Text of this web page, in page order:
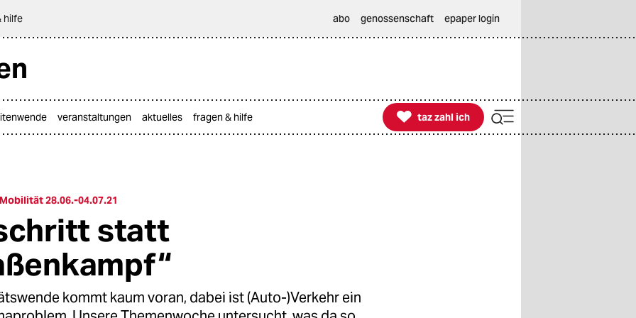
hilfe abo genossenschaft epaper login
veranstaltungen aktuelles fragen & hilfe 
taz zahl ich
taz zahl ich
28.06.-04.07.21
statt
kommt kaum voran, dabei ist (Auto-)Verkehr ein